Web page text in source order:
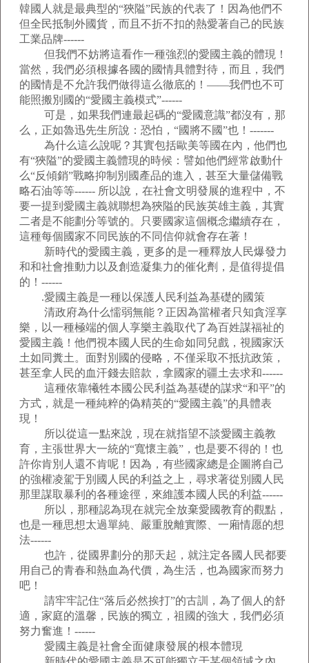
韓國人就是最典型的“狹隘”民族的代表了！因為他們不
但全民抵制外國貨，而且不折不扣的熱愛著自己的民族
工業品牌------
但我們不妨將這看作一種強烈的愛國主義的體現！
當然，我們必須根據各國的國情具體對待，而且，我們
的國情是不允許我們做得這么徹底的！——我們也不可
能照搬別國的“愛國主義模式”------
可是，如果我們連最起碼的“愛國意識”都沒有，那
么，正如魯迅先生所說：恐怕，“國將不國”也！-------
為什么這么說呢？其實包括歐美等國在內，他們也
有“狹隘”的愛國主義體現的時候：譬如他們經常啟動什
么“反傾銷”戰略抑制別國產品的進入，甚至大量儲備戰
略石油等等------ 所以說，在社會文明發展的進程中，不
要一提到愛國主義就聯想為狹隘的民族英雄主義，其實
二者是不能劃分等號的。只要國家這個概念繼續存在，
這種每個國家不同民族的不同信仰就會存在著！
新時代的愛國主義，更多的是一種釋放人民爆發力
和和社會推動力以及創造凝集力的催化劑，是值得提倡
的！------
.愛國主義是一種以保護人民利益為基礎的國策
清政府為什么懦弱無能？正因為當權者只知貪淫享
樂，以一種極端的個人享樂主義取代了為百姓謀福祉的
愛國主義！他們視本國人民的生命如同兒戲，視國家沃
土如同糞土。面對別國的侵略，不僅采取不抵抗政策，
甚至拿人民的血汗錢去賠款，拿國家的疆土去求和------
這種依靠犧牲本國公民利益為基礎的謀求“和平”的
方式，就是一種純粹的偽精英的“愛國主義”的具體表
現！
所以從這一點來說，現在就指望不談愛國主義教
育，主張世界大一統的“寬懷主義”，也是要不得的！也
許你肯別人還不肯呢！因為，有些國家總是企圖將自己
的強權凌駕于別國人民的利益之上，尋求著從別國人民
那里謀取暴利的各種途徑，來維護本國人民的利益------
所以，那種認為現在就完全放棄愛國教育的觀點，
也是一種思想太過單純、嚴重脫離實際、一廂情愿的想
法------
也許，從國界劃分的那天起，就注定各國人民都要
用自己的青春和熱血為代價，為生活，也為國家而努力
吧！
請牢牢記住“落后必然挨打”的古訓，為了個人的舒
適，家庭的溫馨，民族的獨立，祖國的強大，我們必須
努力奮進！------
愛國主義是社會全面健康發展的根本體現